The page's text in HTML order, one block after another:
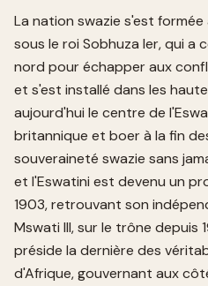
La nation swazie s'est formée
sous le roi Sobhuza Ier, qui a
nord pour échapper aux
et s'est installé dans les
aujourd'hui le centre de
britannique et boer à la fin
souveraineté swazie sans
et l'Eswatini est devenu un
1903, retrouvant son
Mswati III, sur le trône depuis
préside la dernière des
d'Afrique, gouvernant aux